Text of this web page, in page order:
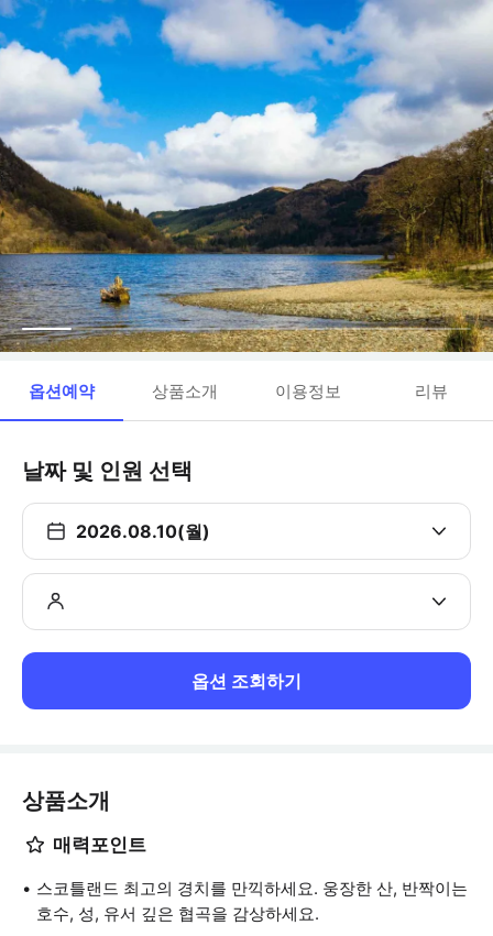
옵션예약 상품소개 이용정보 리뷰
날짜 및 인원 선택
2026.08.10(월)
옵션 조회하기
상품소개
매력포인트
스코틀랜드 최고의 경치를 만끽하세요. 웅장한 산, 반짝이는
호수, 성, 유서 깊은 협곡을 감상하세요.